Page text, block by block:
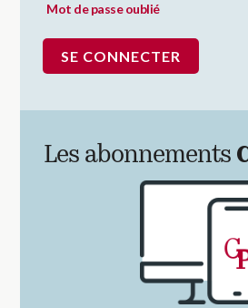
Mot de passe oublié
Les abonnements